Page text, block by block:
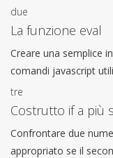
due
La funzione eval
Creare una semplice
comandi javascript
tre
Costrutto if a più
Confrontare due
appropriato se il